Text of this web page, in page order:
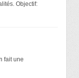
Objectif:
fait une